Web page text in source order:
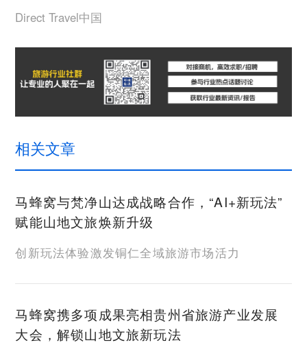
Direct Travel中国
相关文章
马蜂窝与梵净山达成战略合作，“AI+新玩法”
赋能山地文旅焕新升级
创新玩法体验激发铜仁全域旅游市场活力
马蜂窝携多项成果亮相贵州省旅游产业发展
大会，解锁山地文旅新玩法